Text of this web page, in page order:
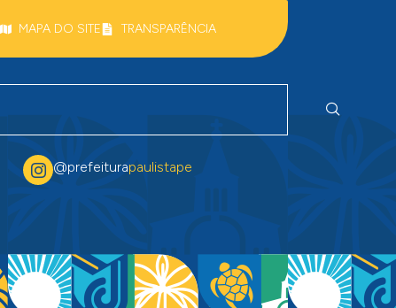
MAPA DO SITE TRANSPARÊNCIA
@prefeiturapaulistape